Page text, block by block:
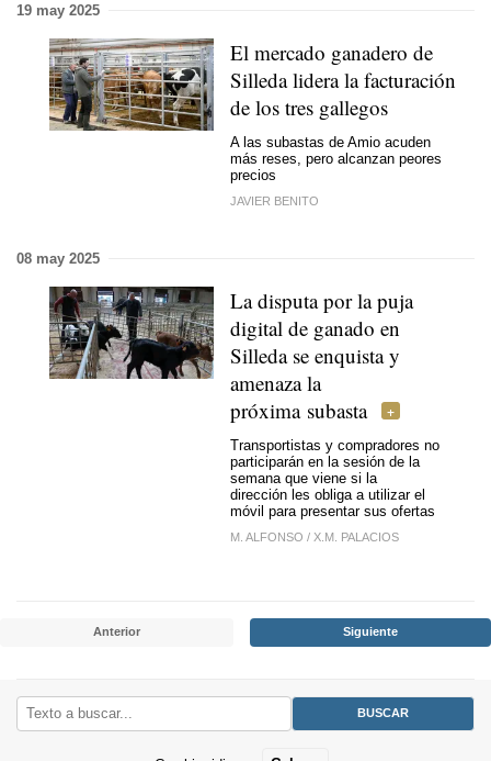
19 may 2025
El mercado ganadero de
Silleda lidera la facturación
de los tres gallegos
A las subastas de Amio acuden
más reses, pero alcanzan peores
precios
JAVIER BENITO
08 may 2025
La disputa por la puja
digital de ganado en
Silleda se enquista y
amenaza la
próxima subasta
Transportistas y compradores no
participarán en la sesión de la
semana que viene si la
dirección les obliga a utilizar el
móvil para presentar sus ofertas
M. ALFONSO / X.M. PALACIOS
Anterior Siguiente